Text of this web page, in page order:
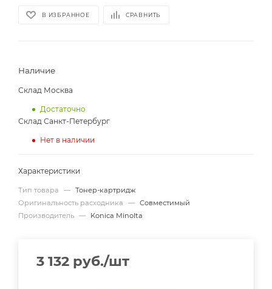
В ИЗБРАННОЕ СРАВНИТЬ
Наличие
Склад Москва
Достаточно
Склад Санкт-Петербург
Нет в наличии
Характеристики
Тип товара — Тонер-картридж
Оригинальность расходника
— Совместимый
Производитель — Konica Minolta
3 132 руб./шт